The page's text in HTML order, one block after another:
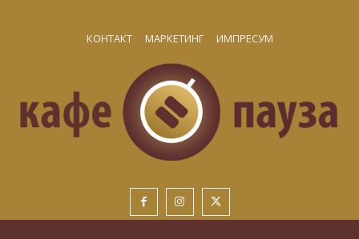
КОНТАКТ МАРКЕТИНГ ИМПРЕСУМ